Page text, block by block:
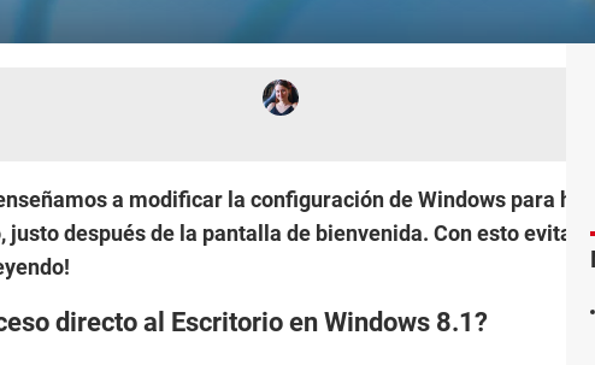
a modificar la configuración de Windows para
después de la pantalla de bienvenida. Con esto
directo al Escritorio en Windows 8.1?